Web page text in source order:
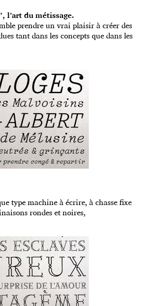
l’art du métissage.
prendre un vrai plaisir à créer des
tant dans les concepts que dans les
type machine à écrire, à chasse fixe
rondes et noires,